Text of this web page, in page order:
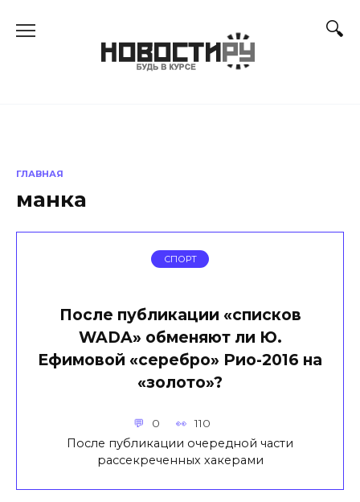
ГЛАВНАЯ
манка
СПОРТ
После публикации «списков
WADA» обменяют ли Ю.
Ефимовой «серебро» Рио-2016 на
«золото»?
0 110
После публикации очередной части
рассекреченных хакерами